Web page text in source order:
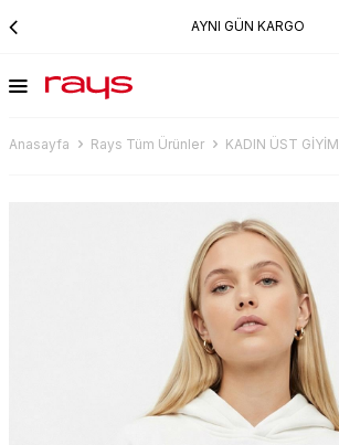
AYNI GÜN KARGO
Anasayfa Rays Tüm Ürünler KADIN ÜST GİYİM